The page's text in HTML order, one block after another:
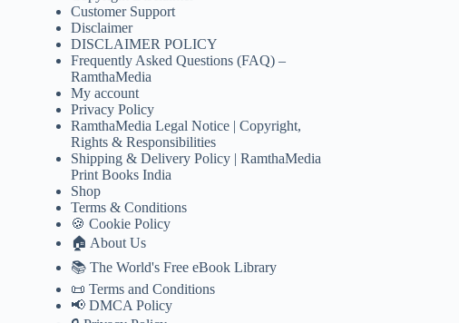
Customer Support
Disclaimer
DISCLAIMER POLICY
Frequently Asked Questions (FAQ) –
RamthaMedia
My account
Privacy Policy
RamthaMedia Legal Notice | Copyright,
Rights & Responsibilities
Shipping & Delivery Policy | RamthaMedia
Print Books India
Shop
Terms & Conditions
🍪 Cookie Policy
🏠 About Us
📚 The World's Free eBook Library
📜 Terms and Conditions
📢 DMCA Policy